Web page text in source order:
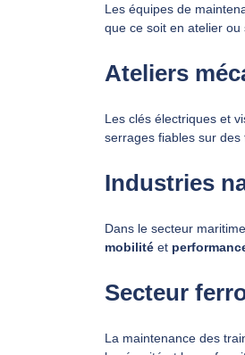
Les équipes de
que ce soit en atelier ou
Ateliers
Les clés électriques et
serrages fiables sur des
Industries
Dans le secteur
mobilité et
Secteur
La maintenance des